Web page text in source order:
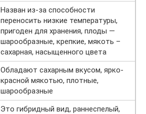
Назван из-за способности
переносить низкие температуры,
пригоден для хранения, плоды —
шарообразные, крепкие, мякоть –
сахарная, насыщенного цвета
Обладают сахарным вкусом, ярко-
красной мякотью, плотные,
шарообразные
Это гибридный вид, раннеспелый,